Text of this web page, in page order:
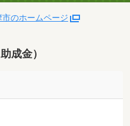
市のホームページ
成金）